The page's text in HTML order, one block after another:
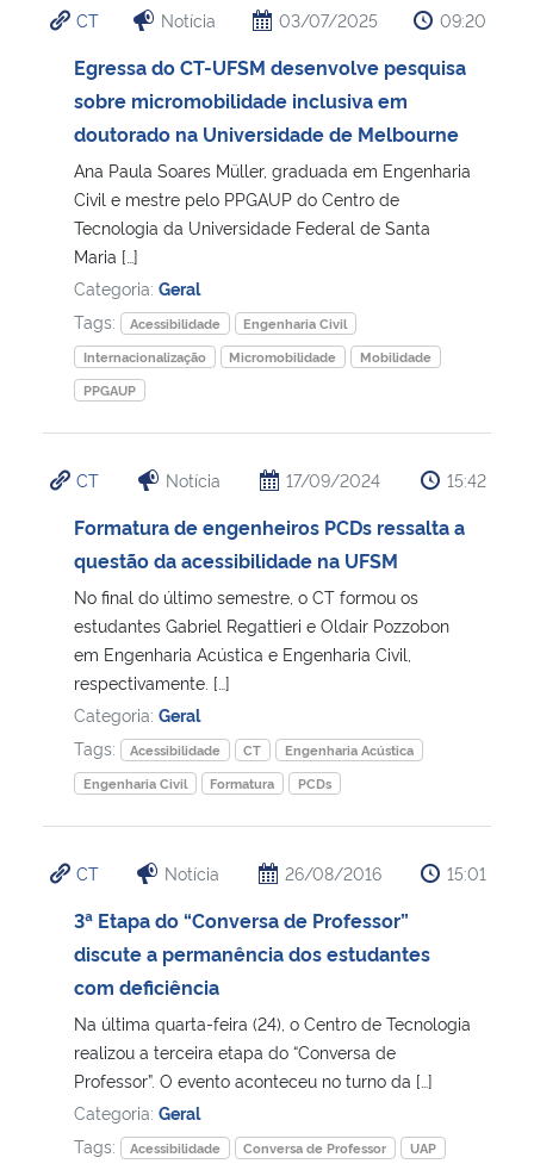
Ministério da Cidadania
Ministério da Saúde
Ministério de Minas e Energia
Ministério da Ciência, Tecnologia, Inovações e Comunicações
Ministério do Turismo
Ministério do Desenvolvimento Regional
Ministério da Mulher, da Família e dos Direitos Humanos
Secretaria-Geral
Secretaria de Governo
Gabinete de Segurança Institucional
Advocacia-Geral da União
CT Notícia 03/07/2025 09:20
Egressa do CT-UFSM desenvolve pesquisa
sobre micromobilidade inclusiva em
doutorado na Universidade de Melbourne
Ana Paula Soares Müller, graduada em Engenharia
Civil e mestre pelo PPGAUP do Centro de
Tecnologia da Universidade Federal de Santa
Maria […]
Categoria: Geral
Tags:
Acessibilidade
Engenharia Civil
Internacionalização
Micromobilidade
Mobilidade
PPGAUP
CT Notícia 17/09/2024 15:42
Formatura de engenheiros PCDs ressalta a
questão da acessibilidade na UFSM
No final do último semestre, o CT formou os
estudantes Gabriel Regattieri e Oldair Pozzobon
em Engenharia Acústica e Engenharia Civil,
respectivamente. […]
Categoria: Geral
Tags:
Acessibilidade CT
Engenharia Acústica
Engenharia Civil
Formatura PCDs
CT Notícia 26/08/2016 15:01
3ª Etapa do “Conversa de Professor”
discute a permanência dos estudantes
com deficiência
Na última quarta-feira (24), o Centro de Tecnologia
realizou a terceira etapa do “Conversa de
Professor”. O evento aconteceu no turno da […]
Categoria: Geral
Tags:
Acessibilidade Conversa de Professor UAP